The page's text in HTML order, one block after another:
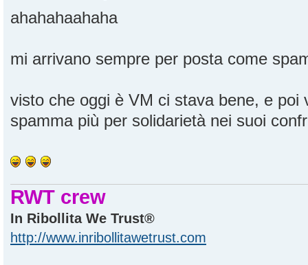
ahahahaahaha
mi arrivano sempre per posta come
visto che oggi è VM ci stava bene, e poi
spamma più per solidarietà nei suoi
RWT crew
In Ribollita We Trust®
http://www.inribollitawetrust.com